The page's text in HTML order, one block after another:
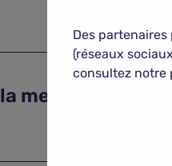
la meilleure
Des
(réseaux
consultez notre